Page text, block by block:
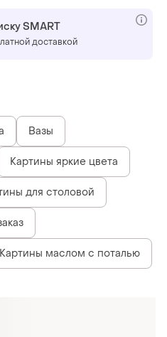
SMART
доставкой
Вазы
Картины яркие цвета
для столовой
Картины маслом с поталью